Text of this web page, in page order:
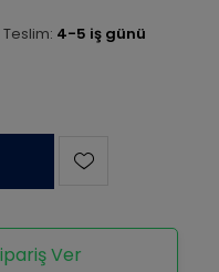
4-5 iş günü
Ver